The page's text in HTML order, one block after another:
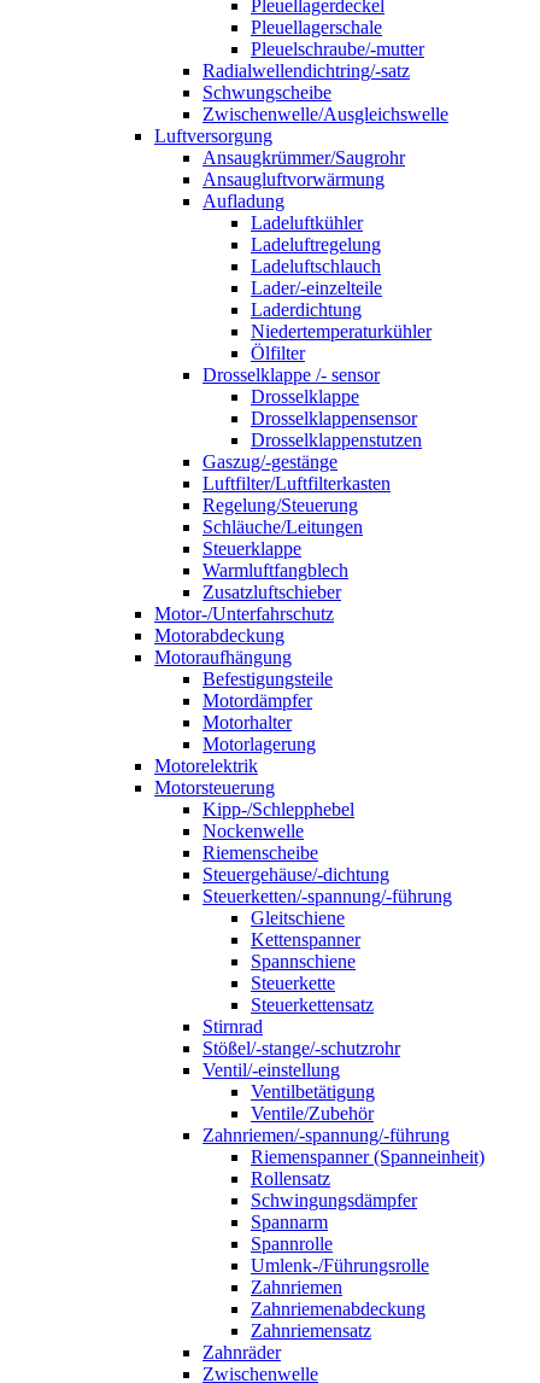
Pleuellagerdeckel
Pleuellagerschale
Pleuelschraube/-mutter
Radialwellendichtring/-satz
Schwungscheibe
Zwischenwelle/Ausgleichswelle
Luftversorgung
Ansaugkrümmer/Saugrohr
Ansaugluftvorwärmung
Aufladung
Ladeluftkühler
Ladeluftregelung
Ladeluftschlauch
Lader/-einzelteile
Laderdichtung
Niedertemperaturkühler
Ölfilter
Drosselklappe /- sensor
Drosselklappe
Drosselklappensensor
Drosselklappenstutzen
Gaszug/-gestänge
Luftfilter/Luftfilterkasten
Regelung/Steuerung
Schläuche/Leitungen
Steuerklappe
Warmluftfangblech
Zusatzluftschieber
Motor-/Unterfahrschutz
Motorabdeckung
Motoraufhängung
Befestigungsteile
Motordämpfer
Motorhalter
Motorlagerung
Motorelektrik
Motorsteuerung
Kipp-/Schlepphebel
Nockenwelle
Riemenscheibe
Steuergehäuse/-dichtung
Steuerketten/-spannung/-führung
Gleitschiene
Kettenspanner
Spannschiene
Steuerkette
Steuerkettensatz
Stirnrad
Stößel/-stange/-schutzrohr
Ventil/-einstellung
Ventilbetätigung
Ventile/Zubehör
Zahnriemen/-spannung/-führung
Riemenspanner (Spanneinheit)
Rollensatz
Schwingungsdämpfer
Spannarm
Spannrolle
Umlenk-/Führungsrolle
Zahnriemen
Zahnriemenabdeckung
Zahnriemensatz
Zahnräder
Zwischenwelle